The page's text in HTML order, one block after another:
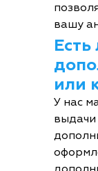
вашу
Есть
или
У нас
выдачи